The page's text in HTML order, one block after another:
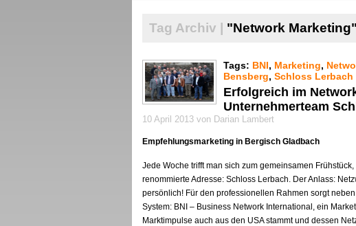
Tag Archiv | "Network Marketing"
Tags: BNI, Marketing,
Bensberg, Schloss Lerbach
Erfolgreich im
Unternehmerteam
10 April 2013 von Darian Lambert
Empfehlungsmarketing in Bergisch Gladbach
Jede Woche trifft man sich zum gemeinsamen
renommierte Adresse: Schloss Lerbach. Der Anlass:
persönlich! Für den professionellen Rahmen sorgt
System: BNI – Business Network International, ein
Marktimpulse auch aus den USA stammt und dessen